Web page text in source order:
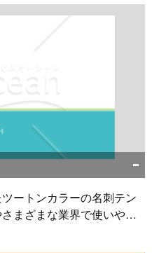
ートンカラーの名刺テン
まざまな業界で使いやす
ことができます。 名刺